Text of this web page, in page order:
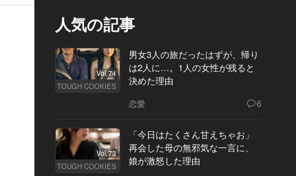
人気の記事
Vol.74
TOUGH COOKIES
男女3人の旅だったはずが、帰り
は2人に…。1人の女性が残ると
決めた理由
恋愛 6
Vol.73
TOUGH COOKIES
「今日はたくさん甘えちゃお」
再会した母の無邪気な一言に、
娘が激怒した理由